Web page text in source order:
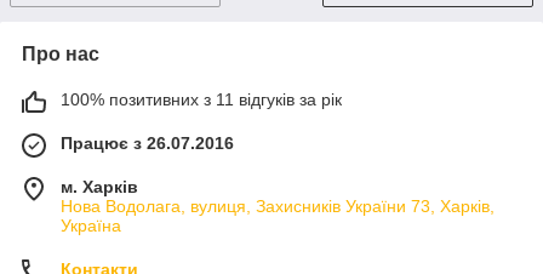
Про нас
100% позитивних з 11 відгуків за рік
Працює з 26.07.2016
м. Харків
Нова Водолага, вулиця, Захисників України 73, Харків,
Україна
Контакти